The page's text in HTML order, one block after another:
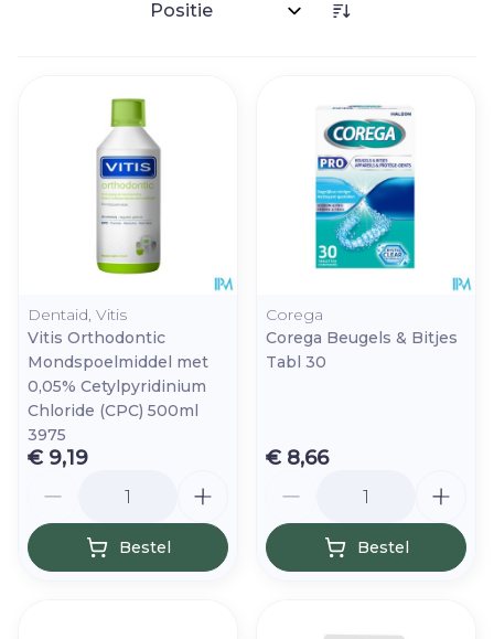
Sorteer op:
Dentaid, Vitis
Vitis Orthodontic
Mondspoelmiddel met
0,05% Cetylpyridinium
Chloride (CPC) 500ml
3975
€ 9,19
Bestel
Corega
Corega Beugels & Bitjes
Tabl 30
€ 8,66
Bestel